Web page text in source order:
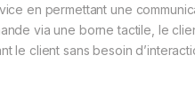
en permettant une
via une borne tactile, le
le client sans besoin